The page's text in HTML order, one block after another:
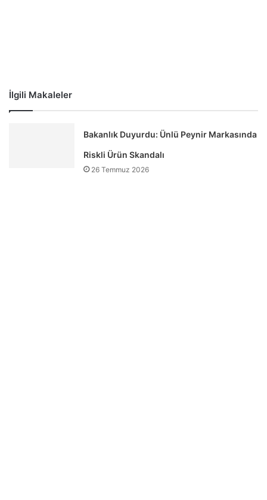
İlgili Makaleler
Bakanlık Duyurdu: Ünlü Peynir Markasında
Riskli Ürün Skandalı
26 Temmuz 2026